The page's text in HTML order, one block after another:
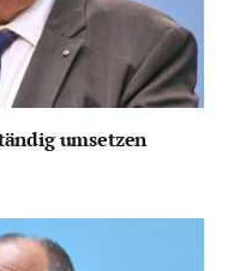
umsetzen